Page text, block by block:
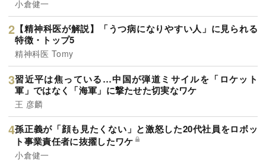
小倉健一
【精神科医が解説】「うつ病になりやすい人」に見られる
特徴・トップ5
精神科医 Tomy
習近平は焦っている…中国が弾道ミサイルを「ロケット
軍」ではなく「海軍」に撃たせた切実なワケ
王 彦麟
孫正義が「顔も見たくない」と激怒した20代社員をロボッ
ト事業責任者に抜擢したワケ
小倉健一